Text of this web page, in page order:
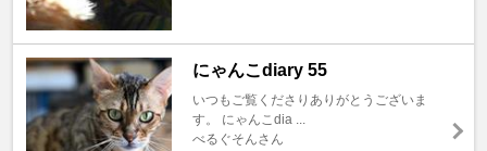
にゃんこdiary 55
いつもご覧くださりありがとうございま
す。 にゃんこdia ...
べるぐそんさん